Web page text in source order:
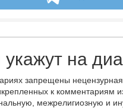
на
запрещены
к комментариям
межрелигиозную и